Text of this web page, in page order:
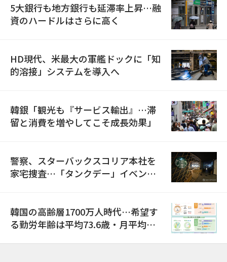
5大銀行も地方銀行も延滞率上昇…融
資のハードルはさらに高く
HD現代、米最大の軍艦ドックに「知
的溶接」システムを導入へ
韓銀「観光も『サービス輸出』…滞
留と消費を増やしてこそ成長効果」
警察、スターバックスコリア本社を
家宅捜査…「タンクデー」イベント
韓国の高齢層1700万人時代…希望す
る勤労年齢は平均73.6歳・月平均賃